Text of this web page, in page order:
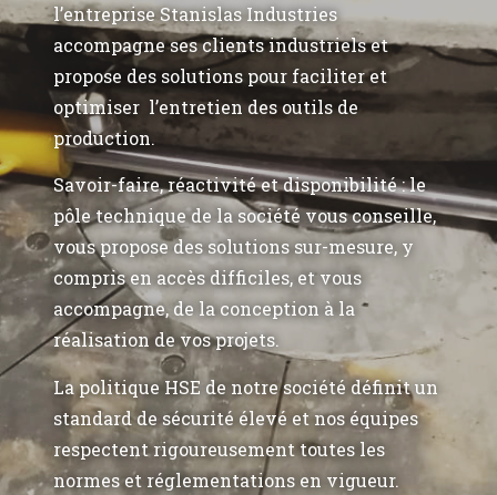
l’entreprise Stanislas Industries
accompagne ses clients industriels et
propose des solutions pour faciliter et
optimiser l’entretien des outils de
production.
Savoir-faire, réactivité et disponibilité : le
pôle technique de la société vous conseille,
vous propose des solutions sur-mesure, y
compris en accès difficiles, et vous
accompagne, de la conception à la
réalisation de vos projets.
La politique HSE de notre société définit un
standard de sécurité élevé et nos équipes
respectent rigoureusement toutes les
normes et réglementations en vigueur.